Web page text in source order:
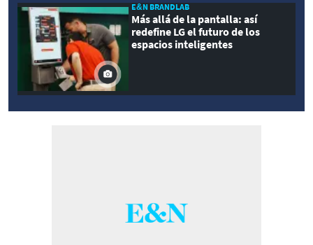
E&N BRANDLAB
Más allá de la pantalla: así
redefine LG el futuro de los
espacios inteligentes